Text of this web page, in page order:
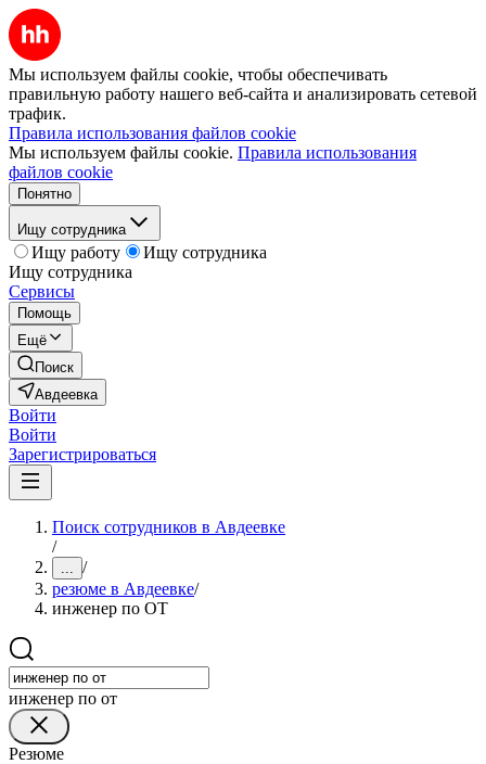
Мы используем файлы cookie, чтобы обеспечивать
правильную работу нашего веб-сайта и анализировать сетевой
трафик.
Правила использования файлов cookie
Мы используем файлы cookie. Правила использования
файлов cookie
Понятно
Ищу сотрудника
Ищу работу
Ищу сотрудника
Ищу сотрудника
Сервисы
Помощь
Ещё
Поиск
Авдеевка
Войти
Войти
Зарегистрироваться
Поиск сотрудников в Авдеевке
/
... /
резюме в Авдеевке/
инженер по ОТ
инженер по от
Резюме